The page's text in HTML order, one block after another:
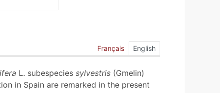
Français English
L. subespecies sylvestris (Gmelin)
in Spain are remarked in the present